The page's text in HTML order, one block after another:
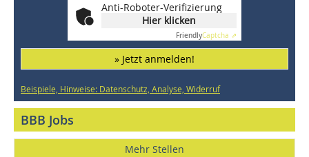
Anti-Roboter-Verifizierung
Hier klicken
FriendlyCaptcha ⇗
» Jetzt anmelden!
Beispiele, Hinweise: Datenschutz, Analyse, Widerruf
BBB Jobs
Mehr Stellen